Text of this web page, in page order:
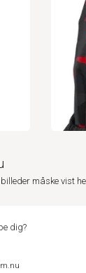
måske vist
dig?